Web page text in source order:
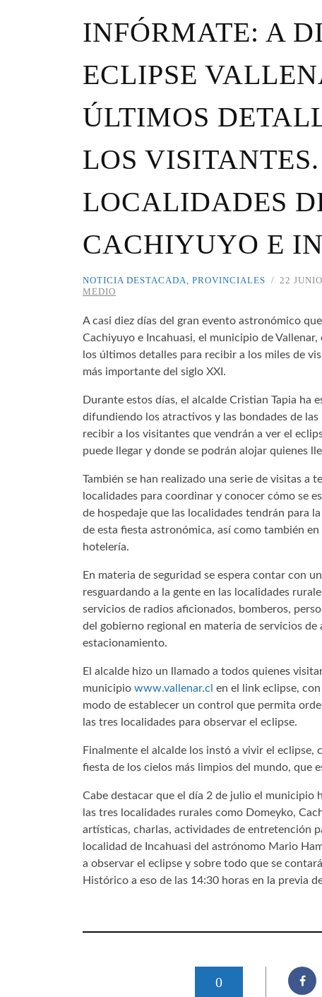
INFÓRMATE: A
ECLIPSE
ÚLTIMOS
LOS
LOCALIDADES
CACHIYUYO E
NOTICIA DESTACADA PROVINCIALES 22
MEDIO
A casi diez días del gran evento astronómico
Cachiyuyo e Incahuasi, el municipio de
los últimos detalles para recibir a los miles de
más importante del siglo XXI.
Durante estos días, el alcalde Cristian Tapia ha
difundiendo los atractivos y las bondades de
recibir a los visitantes que vendrán a ver el
puede llegar y donde se podrán alojar quienes
También se han realizado una serie de visitas a
localidades para coordinar y conocer cómo se
de hospedaje que las localidades tendrán para
de esta fiesta astronómica, así como también
hotelería.
En materia de seguridad se espera contar con
resguardando a la gente en las localidades
servicios de radios aficionados, bomberos,
del gobierno regional en materia de servicios
estacionamiento.
El alcalde hizo un llamado a todos quienes
municipio www.vallenar.cl en el link eclipse,
modo de establecer un control que permita
las tres localidades para observar el eclipse.
Finalmente el alcalde los instó a vivir el eclipse,
fiesta de los cielos más limpios del mundo, que
Cabe destacar que el día 2 de julio el municipio
las tres localidades rurales como Domeyko,
artísticas, charlas, actividades de entretención
localidad de Incahuasi del astrónomo Mario
a observar el eclipse y sobre todo que se
Histórico a eso de las 14:30 horas en la previa
0